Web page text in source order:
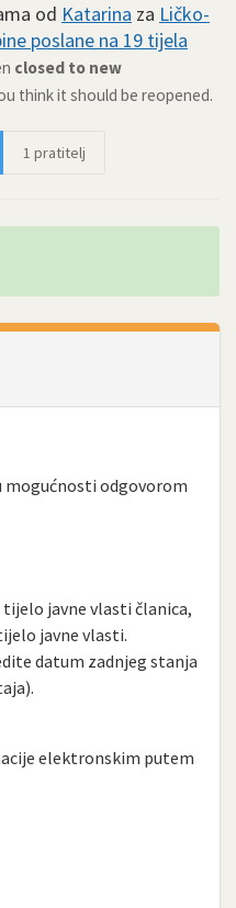
od Katarina za Ličko-
poslane na 19 tijela
closed to new
think it should be reopened.
1 pratitelj
mogućnosti odgovorom
tijelo javne vlasti članica,
javne vlasti.
datum zadnjeg stanja
elektronskim putem